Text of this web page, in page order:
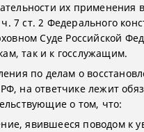
их применения
7 ст. 2 Федерального
Суде Российской
так и к госслужащим.
по делам о
на ответчике лежит
о том, что:
явившееся поводом к